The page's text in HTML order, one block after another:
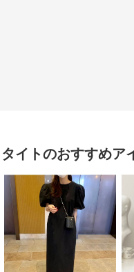
タイトのおすすめア